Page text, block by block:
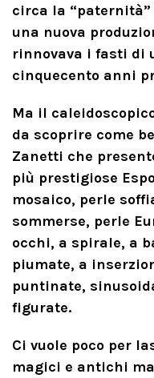
circa la
una nuova
rinnovava i fasti di
cinquecento anni
Ma il
da scoprire come
Zanetti che
più prestigiose
mosaico, perle
sommerse, perle
occhi, a spirale, a
piumate, a
puntinate,
figurate.
Ci vuole poco per
magici e antichi